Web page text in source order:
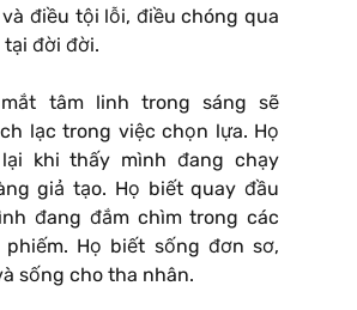
điều tội lỗi, điều chóng qua
đời đời.
tâm linh trong sáng sẽ
lạc trong việc chọn lựa. Họ
khi thấy mình đang chạy
giả tạo. Họ biết quay đầu
đang đắm chìm trong các
Họ biết sống đơn sơ,
sống cho tha nhân.